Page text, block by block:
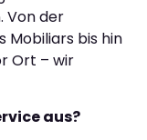
Von der
Mobiliars bis hin
Ort – wir
aus?